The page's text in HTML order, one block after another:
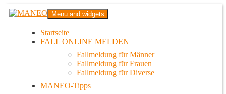
Zum
InhaltMANEO
Das schwule Anti-Gewalt-Projekt in Berlin
Menu and widgets
Startseite
FALL ONLINE MELDEN
Fallmeldung für Männer
Fallmeldung für Frauen
Fallmeldung für Diverse
MANEO-Tipps